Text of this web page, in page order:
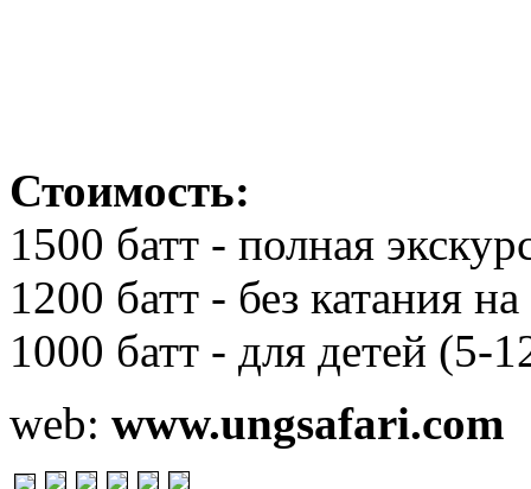
Стоимость:
1500 батт - полная
1200 батт - без катания
1000 батт - для детей (5-
web: www.ungsafari.com